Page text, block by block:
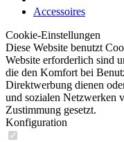
Accessoires
Cookie-Einstellungen
Diese Website benutzt
Website erforderlich sind
die den Komfort bei
Direktwerbung dienen
und sozialen Netzwerken
Zustimmung gesetzt.
Konfiguration